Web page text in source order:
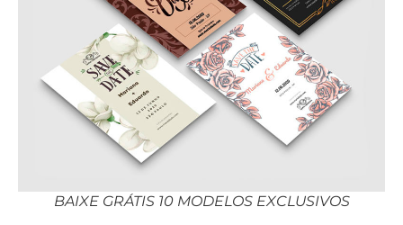
BAIXE GRÁTIS 10 MODELOS EXCLUSIVOS